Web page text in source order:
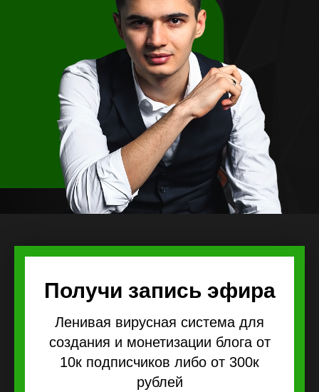
Получи запись эфира
Ленивая вирусная система для
создания и монетизации блога от
10к подписчиков либо от 300к
рублей